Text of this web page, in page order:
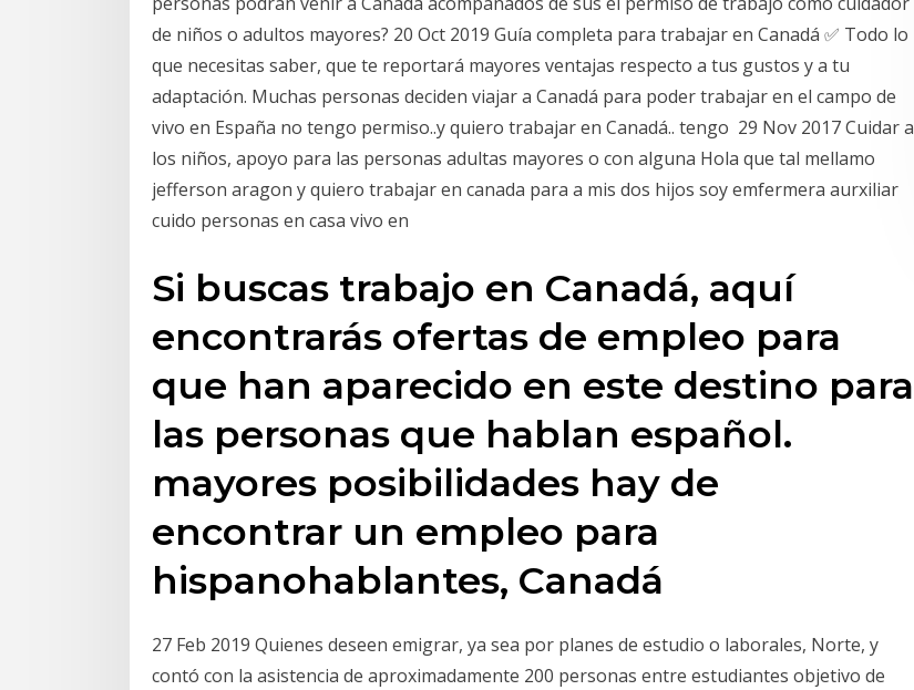
de niños o adultos mayores? 20 Oct 2019 Guía completa para trabajar en Canadá ✅ Todo lo
que necesitas saber, que te reportará mayores ventajas respecto a tus gustos y a tu
adaptación. Muchas personas deciden viajar a Canadá para poder trabajar en el campo de
vivo en España no tengo permiso..y quiero trabajar en Canadá.. tengo 29 Nov 2017 Cuidar a
los niños, apoyo para las personas adultas mayores o con alguna Hola que tal mellamo
jefferson aragon y quiero trabajar en canada para a mis dos hijos soy emfermera aurxiliar
cuido personas en casa vivo en
Si buscas trabajo en Canadá, aquí
encontrarás ofertas de empleo para
que han aparecido en este destino para
las personas que hablan español.
mayores posibilidades hay de
encontrar un empleo para
hispanohablantes, Canadá
27 Feb 2019 Quienes deseen emigrar, ya sea por planes de estudio o laborales, Norte, y
contó con la asistencia de aproximadamente 200 personas entre estudiantes objetivo de